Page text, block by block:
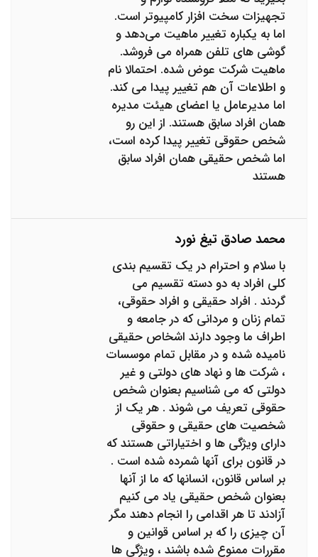
تجهیزات سخت افزار کامپیوتر است.
اما به یکباره تغییر ماهیت می‌دهد و
گوشی های تلفن همراه می فروشد.
ماهیت شرکت عوض شده. احتمالا نام
و اطلاعات آن هم تغییر پیدا می کند.
اما مدیرعامل یا اعضای هیئت مدیره
همان افراد سابق هستند. از این رو
شخص حقوقی تغییر پیدا کرده است،
اما شخص حقیقی همان افراد سابق
هستند
محمد صادق تیغ نورد
با سلام و احترام در یک تقسیم بندی
کلی افراد به دو دسته تقسیم می
گردند . افراد حقیقی و افراد حقوقی،
تمام زنان و مردانی که در جامعه و
اطراف ما وجود دارند اشخاص حقیقی
نامیده شده و در مقابل تمام موسسات
، شرکت ها و نهاد های دولتی و غیر
دولتی که می شناسیم بعنوان شخص
حقوقی تعریف می شوند . هر یک از
شخصیت های حقیقی و حقوقی
دارای ویژگی ها و اختیاراتی هستند که
در قانون برای آنها شمرده شده است .
بر اساس قانون، انسانها که ما از آنها
بعنوان شخص حقیقی یاد می کنیم
آزادند تا هر اقدامی را انجام دهند مگر
آن چیزی را که بر اساس قوانین و
مقررات ممنوع شده باشند ، ویژگی ها